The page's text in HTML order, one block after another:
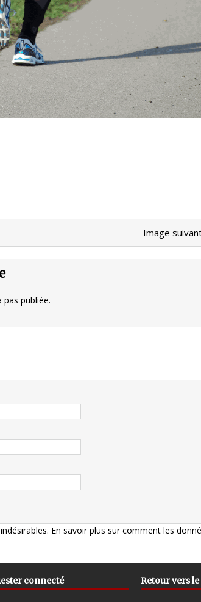
Image
pas publiée.
En savoir plus sur comment les
connecté Retour vers